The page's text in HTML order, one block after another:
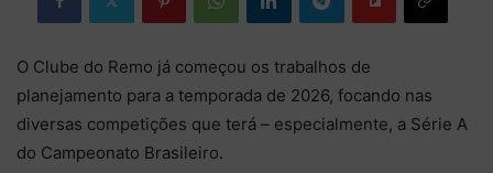
O Clube do Remo já começou os trabalhos de
planejamento para a temporada de 2026, focando nas
diversas competições que terá – especialmente, a Série A
do Campeonato Brasileiro.